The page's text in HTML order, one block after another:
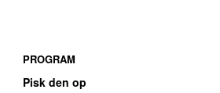
PROGRAM
Pisk den op